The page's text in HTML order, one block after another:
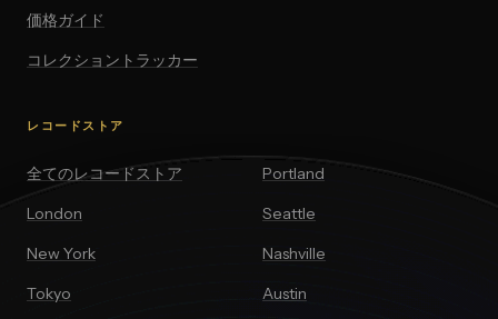
価格ガイド
コレクショントラッカー
レコードストア
全てのレコードストア
London
New York
Tokyo
Portland
Seattle
Nashville
Austin